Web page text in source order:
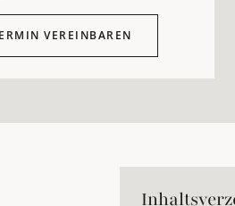
VEREINBAREN